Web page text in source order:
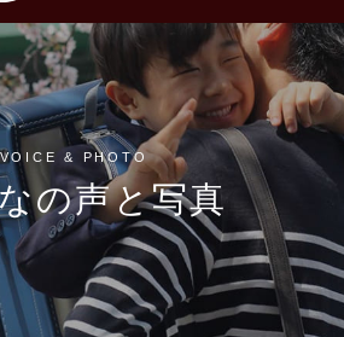
VOICE & PHOTO
の声と写真